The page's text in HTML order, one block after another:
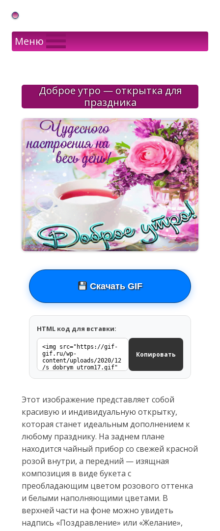
Gif Открытки в подарок
Меню
Доброе утро — открытка для
праздника
Скачать GIF
HTML код для вставки:
Копировать
Этот изображение представляет собой
красивую и индивидуальную открытку,
которая станет идеальным дополнением к
любому празднику. На заднем плане
находится чайный прибор со свежей красной
розой внутри, а передний — изящная
композиция в виде букета с
преобладающим цветом розового оттенка
и белыми наполняющими цветами. В
верхней части на фоне можно увидеть
надпись «Поздравление» или «Желание»,